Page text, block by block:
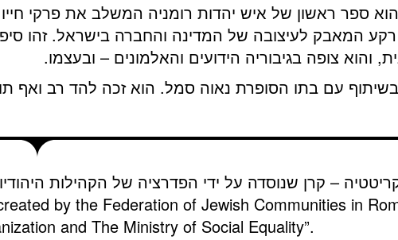
הוא ספר ראשון של איש יהדות רומניה המשלב את פרקי
רקע המאבק לעיצובה של המדינה והחברה בישראל. זהו
והוא צופה בגיבוריה הידועים והאלמונים – ובעצמו.
עם בתו הסופרת נאוה סמל. הוא זכה להד רב ואף
– קרן שנוסדה על ידי הפדרציה של הקהילות
by the Federation of Jewish Communities in
and The Ministry of Social Equality”.